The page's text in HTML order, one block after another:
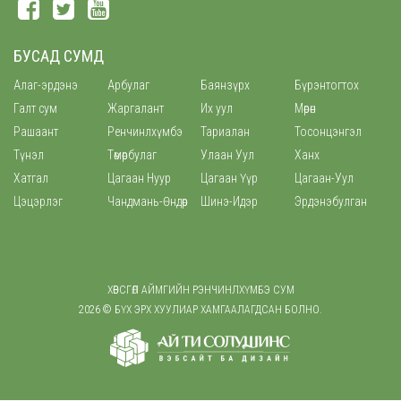
БУСАД СУМД
Алаг-эрдэнэ Арбулаг Баянзүрх
Бүрэнтогтох
Галт сум
Жаргалант Их уул
Мөрөн
Рашаант
Ренчинлхүмбэ Тариалан
Тосонцэнгэл
Түнэл
Төмөрбулаг Улаан Уул
Ханх
Хатгал
Цагаан Нуур Цагаан Үүр
Цагаан-Уул
Цэцэрлэг
Чандмань-Өндөр Шинэ-Идэр Эрдэнэбулган
ХӨВСГӨЛ АЙМГИЙН РЭНЧИНЛХҮМБЭ СУМ
2026 © БҮХ ЭРХ ХУУЛИАР ХАМГААЛАГДСАН БОЛНО.